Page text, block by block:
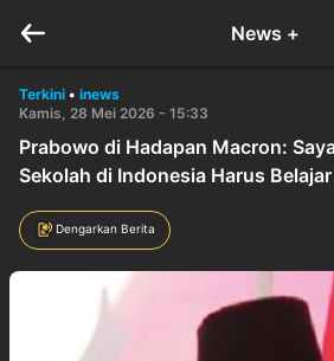
News +
Terkini • inews
Kamis, 28 Mei 2026 - 15:33
Prabowo di Hadapan Macron:
Sekolah di Indonesia Harus
Dengarkan Berita